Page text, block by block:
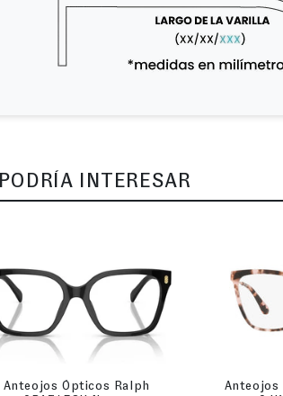
INTERESAR
Anteojos Ópticos Ralph
Anteojos